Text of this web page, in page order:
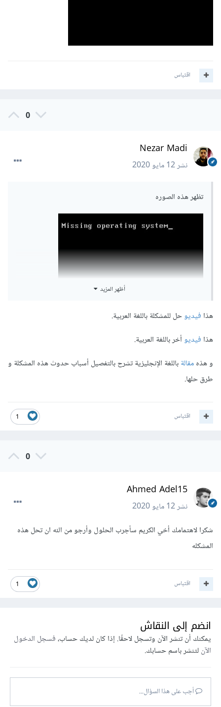
اقتباس
0
Nezar Madi
نشر12 مايو 2020
تظهر هذه الصوره
أظهر المزيد
هذا فيديوحل للمشكلة باللغة العربية.
هذا فيديوأخر باللغة العربية.
و هذهمقالةباللغة الإنجليزية تشرح بالتفصيل أسباب حدوث هذه المشكلة و
طرق حلها.
1 اقتباس
0
Ahmed Adel15
نشر12 مايو 2020
شكرا لاهتمامك أخي الكريم سأجرب الحلول وأرجو من الله ان تحل هذه
المشكله
1 اقتباس
انضم إلى النقاش
يمكنك أن تنشر الآن وتسجل لاحقًا. إذا كان لديك حساب،فسجل الدخول
الآنلتنشر باسم حسابك.
أجب على هذا السؤال...